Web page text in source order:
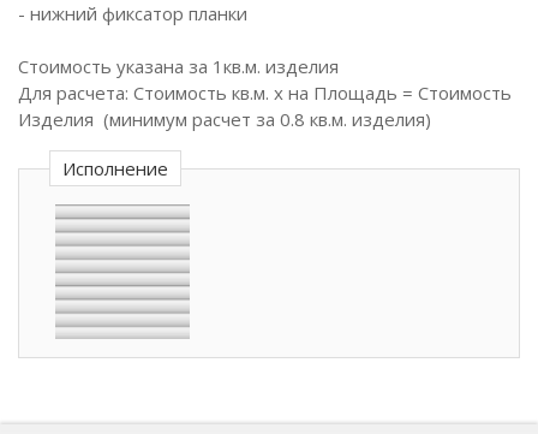
- нижний фиксатор планки
Стоимость указана за 1кв.м. изделия
Для расчета: Стоимость кв.м. х на Площадь = Стоимость
Изделия (минимум расчет за 0.8 кв.м. изделия)
Исполнение